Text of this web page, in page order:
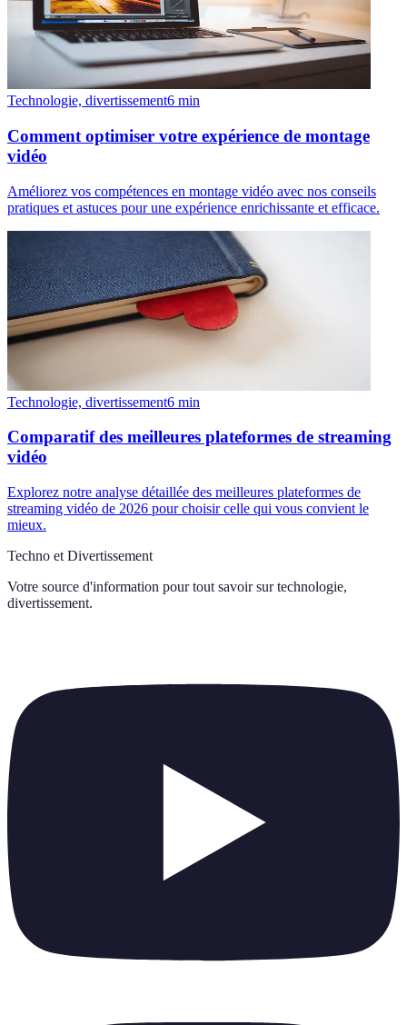
Technologie, divertissement6 min
Comment optimiser votre expérience de montage
vidéo
Améliorez vos compétences en montage vidéo avec nos conseils
pratiques et astuces pour une expérience enrichissante et efficace.
Technologie, divertissement6 min
Comparatif des meilleures plateformes de streaming
vidéo
Explorez notre analyse détaillée des meilleures plateformes de
streaming vidéo de 2026 pour choisir celle qui vous convient le
mieux.
Techno et Divertissement
Votre source d'information pour tout savoir sur technologie,
divertissement.